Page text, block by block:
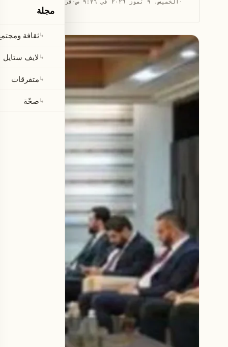
· الخميس، ٩ تموز ٢٠٢٦ في ٩:٣٦ ص · قراءة 2 دقيقتان
مجلة
↳ثقافة
↳ لايف ستايل
↳متفرقات
↳صحّة